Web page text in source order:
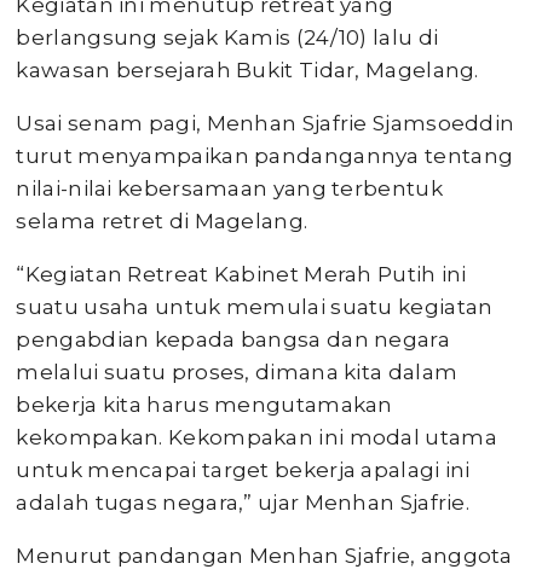
Kegiatan ini menutup retreat yang
berlangsung sejak Kamis (24/10) lalu di
kawasan bersejarah Bukit Tidar, Magelang.
Usai senam pagi, Menhan Sjafrie Sjamsoeddin
turut menyampaikan pandangannya tentang
nilai-nilai kebersamaan yang terbentuk
selama retret di Magelang.
“Kegiatan Retreat Kabinet Merah Putih ini
suatu usaha untuk memulai suatu kegiatan
pengabdian kepada bangsa dan negara
melalui suatu proses, dimana kita dalam
bekerja kita harus mengutamakan
kekompakan. Kekompakan ini modal utama
untuk mencapai target bekerja apalagi ini
adalah tugas negara,” ujar Menhan Sjafrie.
Menurut pandangan Menhan Sjafrie, anggota